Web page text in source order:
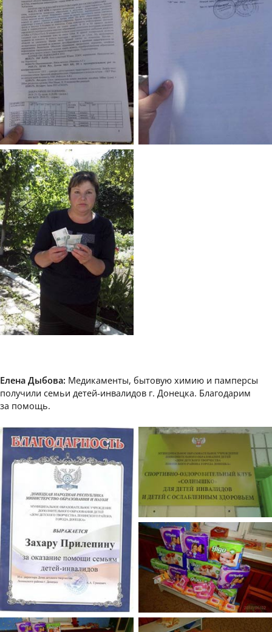
Елена Дыбова: Медикаменты, бытовую химию и памперсы
получили семьи детей-инвалидов г. Донецка. Благодарим
за помощь.